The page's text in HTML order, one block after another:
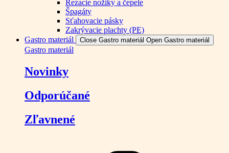
Rezacie nožíky a čepele
Špagáty
Sťahovacie pásky
Zakrývacie plachty (PE)
Gastro materiál
Close Gastro materiál Open Gastro materiál
Gastro materiál
Novinky
Odporúčané
Zľavnené